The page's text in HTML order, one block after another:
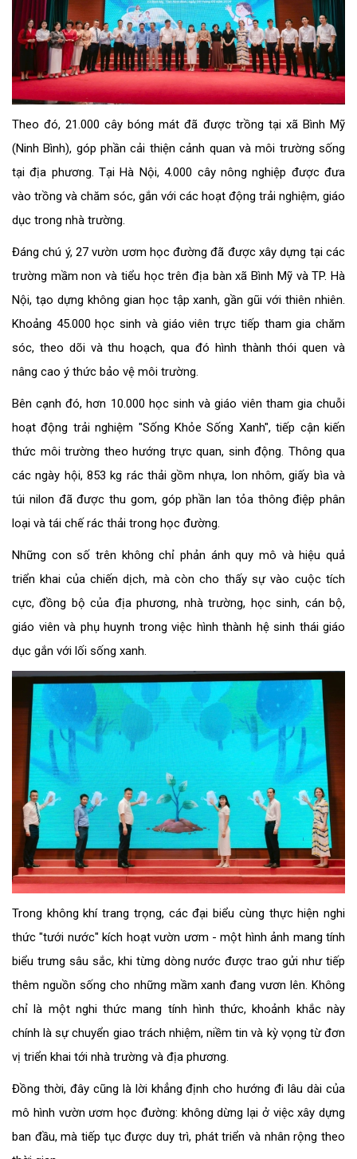
Theo đó, 21.000 cây bóng mát đã được trồng tại xã Bình Mỹ
(Ninh Bình), góp phần cải thiện cảnh quan và môi trường sống
tại địa phương. Tại Hà Nội, 4.000 cây nông nghiệp được đưa
vào trồng và chăm sóc, gắn với các hoạt động trải nghiệm, giáo
dục trong nhà trường.
Đáng chú ý, 27 vườn ươm học đường đã được xây dựng tại các
trường mầm non và tiểu học trên địa bàn xã Bình Mỹ và TP. Hà
Nội, tạo dựng không gian học tập xanh, gần gũi với thiên nhiên.
Khoảng 45.000 học sinh và giáo viên trực tiếp tham gia chăm
sóc, theo dõi và thu hoạch, qua đó hình thành thói quen và
nâng cao ý thức bảo vệ môi trường.
Bên cạnh đó, hơn 10.000 học sinh và giáo viên tham gia chuỗi
hoạt động trải nghiệm "Sống Khỏe Sống Xanh", tiếp cận kiến
thức môi trường theo hướng trực quan, sinh động. Thông qua
các ngày hội, 853 kg rác thải gồm nhựa, lon nhôm, giấy bìa và
túi nilon đã được thu gom, góp phần lan tỏa thông điệp phân
loại và tái chế rác thải trong học đường.
Những con số trên không chỉ phản ánh quy mô và hiệu quả
triển khai của chiến dịch, mà còn cho thấy sự vào cuộc tích
cực, đồng bộ của địa phương, nhà trường, học sinh, cán bộ,
giáo viên và phụ huynh trong việc hình thành hệ sinh thái giáo
dục gắn với lối sống xanh.
Trong không khí trang trọng, các đại biểu cùng thực hiện nghi
thức "tưới nước" kích hoạt vườn ươm - một hình ảnh mang tính
biểu trưng sâu sắc, khi từng dòng nước được trao gửi như tiếp
thêm nguồn sống cho những mầm xanh đang vươn lên. Không
chỉ là một nghi thức mang tính hình thức, khoảnh khắc này
chính là sự chuyển giao trách nhiệm, niềm tin và kỳ vọng từ đơn
vị triển khai tới nhà trường và địa phương.
Đồng thời, đây cũng là lời khẳng định cho hướng đi lâu dài của
mô hình vườn ươm học đường: không dừng lại ở việc xây dựng
ban đầu, mà tiếp tục được duy trì, phát triển và nhân rộng theo